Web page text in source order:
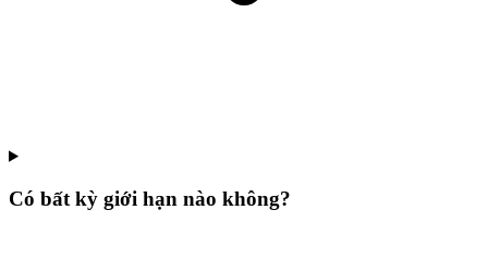
Có bất kỳ giới hạn nào không?